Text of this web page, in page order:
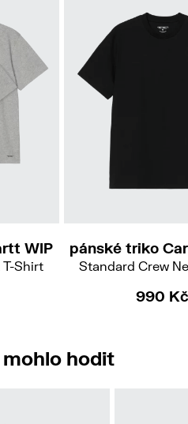
WIP
Shirt
pánské triko
Standard Crew
990 Kč
hodit